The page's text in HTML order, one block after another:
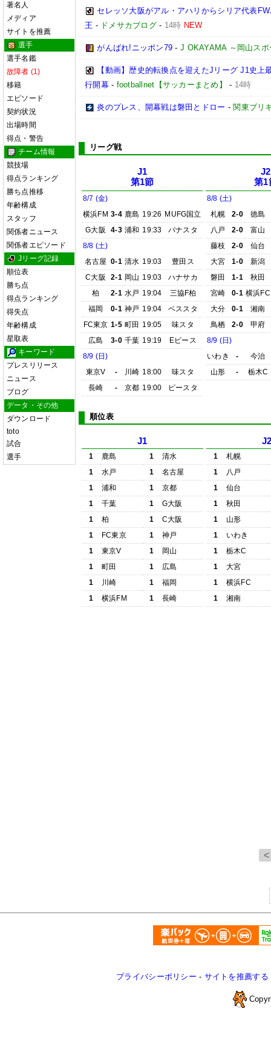
著名人
メディア
サイトを推薦
選手
選手名鑑
故障者 (1)
移籍
エピソード
契約状況
出場時間
得点・警告
チーム情報
競技場
得点ランキング
勝ち点推移
年齢構成
スタッフ
関係者ニュース
関係者エピソード
Jリーグ記録
順位表
勝ち点
得点ランキング
得失点
年齢構成
星取表
キーワード
プレスリリース
ニュース
ブログ
データ・その他
ダウンロード
toto
試合
選手
セレッソ大阪がアル・アハリからシリア代表
王 - ドメサカブログ- 14時 NEW
がんばれ!ニッポン79 -J OKAYAMA ～岡山ス
【動画】歴史的転換点を迎えたJリーグ J1史
行開幕- footballnet【サッカーまとめ】 - 14時
炎のプレス、開幕戦は磐田とドロー - 関東ブリ
リーグ戦
J1
第1節
8/7 (金)
横浜FM 3-4 鹿島 19:26 MUFG国立
G大阪
4-3 浦和 19:33
パナスタ
8/8 (土)
名古屋 0-1 清水 19:03
豊田ス
C大阪
2-1 岡山 19:03
ハナサカ
柏
2-1 水戸 19:04
三協F柏
福岡
0-1 神戸 19:04
ベススタ
FC東京 1-5 町田 19:05
味スタ
広島
3-0 千葉 19:19
Eピース
8/9 (日)
東京V
- 川崎 18:00
味スタ
長崎
- 京都 19:00 ピースタ
J2
第1
8/8 (土)
札幌
2-0
徳島
八戸
2-0
富山
藤枝
2-0
仙台
大宮
1-0
新潟
磐田
1-1
秋田
宮崎
0-1 横浜FC
大分
0-1
湘南
鳥栖
2-0
甲府
8/9 (日)
いわき
-
今治
山形
- 栃木C
順位表
J1
1 鹿島 1
清水
1
水戸 1
名古屋
1
浦和 1
京都
1
千葉 1
G大阪
1
柏 1
C大阪
1
FC東京 1
神戸
1
東京V 1
岡山
1
町田 1
広島
1
川崎 1
福岡
1
横浜FM 1 長崎
1
札幌
1
八戸
1
仙台
1
秋田
1
山形
1
いわき
1
栃木C
1
大宮
1
横浜FC
1
湘南
プライバシーポリシー - サイトを推薦する